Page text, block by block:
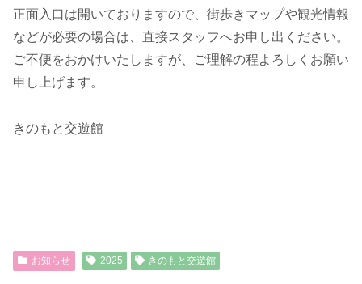
正面入口は開いておりますので、街歩きマップや観光情報
などが必要の場合は、直接スタッフへお申し出ください。
ご不便をおかけいたしますが、ご理解の程よろしくお願い
申し上げます。
きのもと交遊館
お知らせ 2025 きのもと交遊館